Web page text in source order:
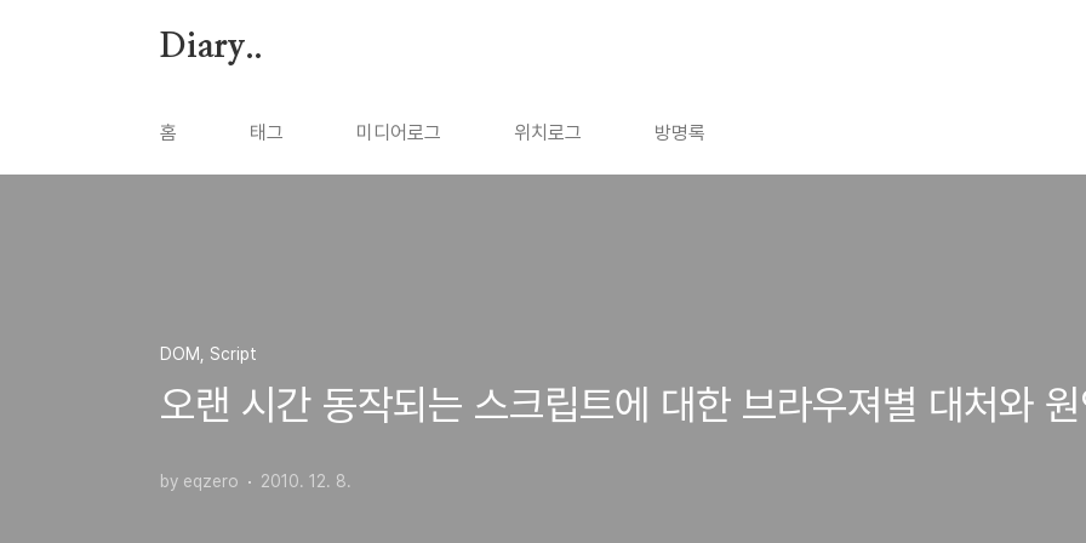
Diary..
홈 태그 미디어로그 위치로그 방명록
DOM, Script
오랜 시간 동작되는 스크립트에 대한 브라우져별 대처와
by eqzero 2010. 12. 8.